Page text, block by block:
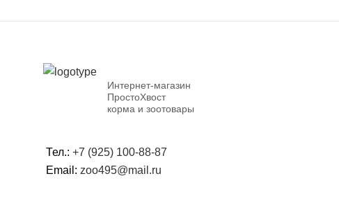
Интернет-магазин
ПростоХвост
корма и зоотовары
Тел.: +7 (925) 100-88-87
Email: zoo495@mail.ru